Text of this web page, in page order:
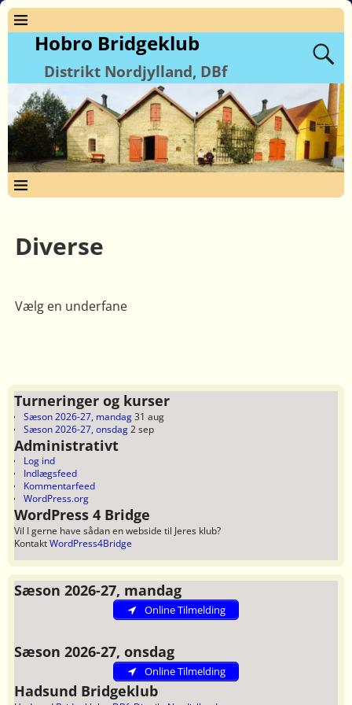
Hobro Bridgeklub
Distrikt Nordjylland, DBf
Diverse
Vælg en underfane
Turneringer og kurser
Sæson 2026-27, mandag31 aug
Sæson 2026-27, onsdag2 sep
Administrativt
Log ind
Indlægsfeed
Kommentarfeed
WordPress.org
WordPress 4 Bridge
Vil I gerne have sådan en webside til Jeres klub?
KontaktWordPress4Bridge
Sæson 2026-27, mandag
Online Tilmelding
Sæson 2026-27, onsdag
Online Tilmelding
Hadsund Bridgeklub